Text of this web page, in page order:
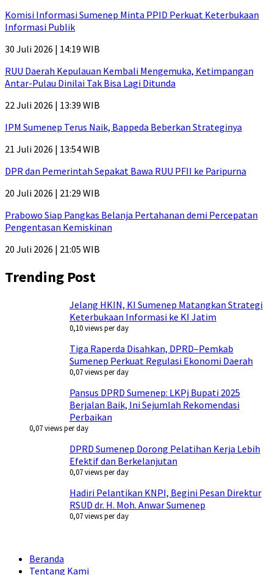
Komisi Informasi Sumenep Minta PPID Perkuat Keterbukaan
Informasi Publik
30 Juli 2026 | 14:19 WIB
RUU Daerah Kepulauan Kembali Mengemuka, Ketimpangan
Antar-Pulau Dinilai Tak Bisa Lagi Ditunda
22 Juli 2026 | 13:39 WIB
IPM Sumenep Terus Naik, Bappeda Beberkan Strateginya
21 Juli 2026 | 13:54 WIB
DPR dan Pemerintah Sepakat Bawa RUU PFII ke Paripurna
20 Juli 2026 | 21:29 WIB
Prabowo Siap Pangkas Belanja Pertahanan demi Percepatan
Pengentasan Kemiskinan
20 Juli 2026 | 21:05 WIB
Trending Post
Jelang HKIN, KI Sumenep Matangkan Strategi
Keterbukaan Informasi ke KI Jatim
0,10 views per day
Tiga Raperda Disahkan, DPRD–Pemkab
Sumenep Perkuat Regulasi Ekonomi Daerah
0,07 views per day
Pansus DPRD Sumenep: LKPj Bupati 2025
Berjalan Baik, Ini Sejumlah Rekomendasi
Perbaikan
0,07 views per day
DPRD Sumenep Dorong Pelatihan Kerja Lebih
Efektif dan Berkelanjutan
0,07 views per day
Hadiri Pelantikan KNPI, Begini Pesan Direktur
RSUD dr. H. Moh. Anwar Sumenep
0,07 views per day
Beranda
Tentang Kami